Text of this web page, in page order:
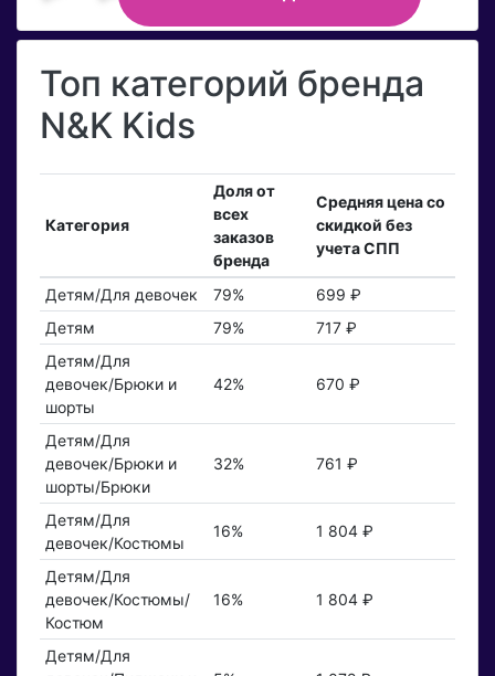
Топ категорий бренда
N&K Kids
Категория
Доля от
всех
заказов
бренда
Средняя цена со
скидкой без
учета СПП
Детям/Для девочек 79%
699 ₽
Детям
79%
717 ₽
Детям/Для
девочек/Брюки и
шорты
42% 670 ₽
Детям/Для
девочек/Брюки и
шорты/Брюки
32% 761 ₽
Детям/Для
девочек/Костюмы
16% 1 804 ₽
Детям/Для
девочек/Костюмы/
Костюм
16% 1 804 ₽
Детям/Для